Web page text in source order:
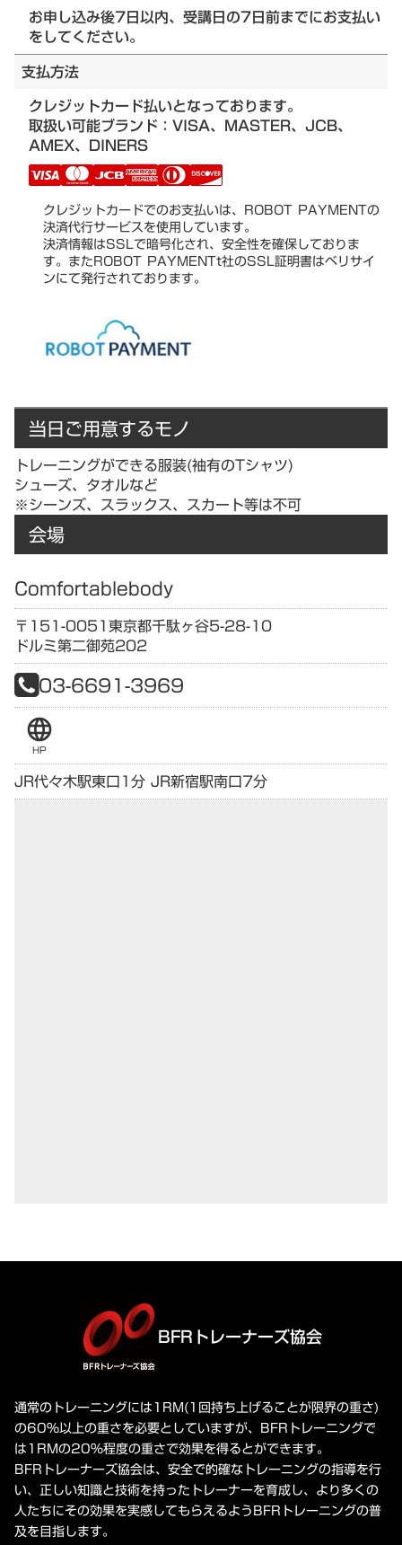
お申し込み後7日以内、受講日の7日前までにお支払い
をしてください。
支払方法
クレジットカード払いとなっております。
取扱い可能ブランド：VISA、MASTER、JCB、
AMEX、DINERS
クレジットカードでのお支払いは、ROBOT PAYMENTの
決済代行サービスを使用しています。
決済情報はSSLで暗号化され、安全性を確保しておりま
す。またROBOT PAYMENTt社のSSL証明書はベリサイ
ンにて発行されております。
当日ご用意するモノ
トレーニングができる服装(袖有のTシャツ)
シューズ、タオルなど
※シーンズ、スラックス、スカート等は不可
会場
Comfortablebody
〒151-0051東京都千駄ヶ谷5-28-10
ドルミ第二御苑202
03-6691-3969
language
HP
JR代々木駅東口1分 JR新宿駅南口7分
BFRトレーナーズ協会
通常のトレーニングには1RM(1回持ち上げることが限界の重さ)
の60%以上の重さを必要としていますが、BFRトレーニングで
は1RMの20%程度の重さで効果を得るとができます。
BFRトレーナーズ協会は、安全で的確なトレーニングの指導を行
い、正しい知識と技術を持ったトレーナーを育成し、より多くの
人たちにその効果を実感してもらえるようBFRトレーニングの普
及を目指します。